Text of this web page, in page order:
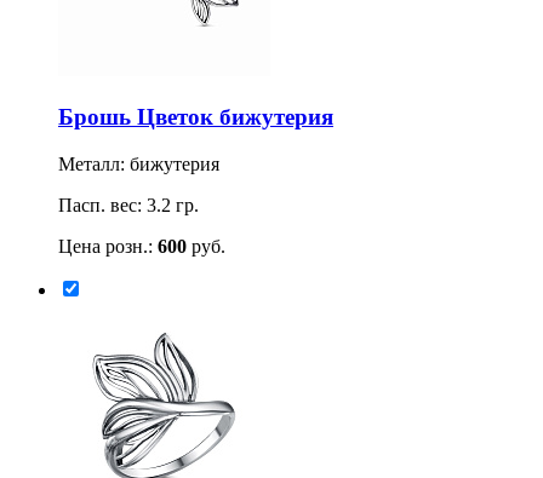
Брошь Цветок бижутерия
Металл: бижутерия
Пасп. вес: 3.2 гр.
Цена розн.: 600 руб.